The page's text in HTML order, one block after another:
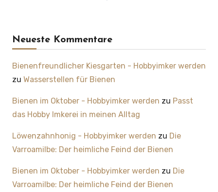
Neueste Kommentare
Bienenfreundlicher Kiesgarten - Hobbyimker werden
zu Wasserstellen für Bienen
Bienen im Oktober - Hobbyimker werden zu Passt
das Hobby Imkerei in meinen Alltag
Löwenzahnhonig - Hobbyimker werden zu Die
Varroamilbe: Der heimliche Feind der Bienen
Bienen im Oktober - Hobbyimker werden zu Die
Varroamilbe: Der heimliche Feind der Bienen